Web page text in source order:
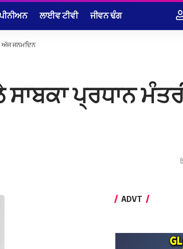
ਲਾਈਵ ਟੀਵੀ ਜੀਵਨ ਢੰਗ
ਅੱਜ ਜਨਮਦਿਨ
ਪ੍ਰਧਾਨ
ADVT